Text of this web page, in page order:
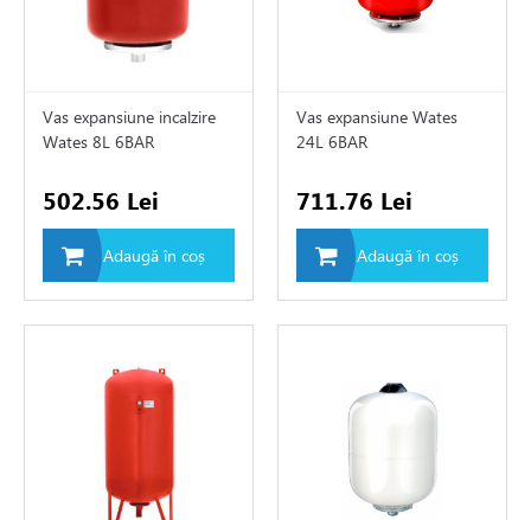
Vas expansiune incalzire
Wates 8L 6BAR
502.56 Lei
Adaugă în coș
Vas expansiune Wates
24L 6BAR
711.76 Lei
Adaugă în coș